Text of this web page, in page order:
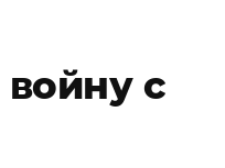
с